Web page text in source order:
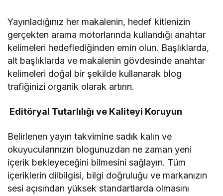
Yayınladığınız her makalenin, hedef kitlenizin
gerçekten arama motorlarında kullandığı anahtar
kelimeleri hedeflediğinden emin olun. Başlıklarda,
alt başlıklarda ve makalenin gövdesinde anahtar
kelimeleri doğal bir şekilde kullanarak blog
trafiğinizi organik olarak artırın.
Editöryal Tutarlılığı ve Kaliteyi Koruyun
Belirlenen yayın takvimine sadık kalın ve
okuyucularınızın blogunuzdan ne zaman yeni
içerik bekleyeceğini bilmesini sağlayın. Tüm
içeriklerin dilbilgisi, bilgi doğruluğu ve markanızın
sesi açısından yüksek standartlarda olmasını